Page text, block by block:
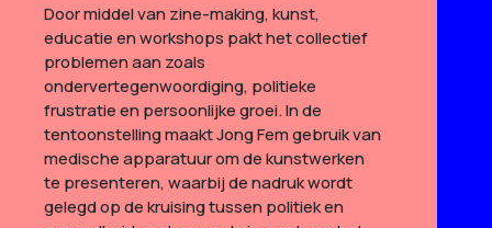
Door middel van zine-making, kunst,
educatie en workshops pakt het collectief
problemen aan zoals
ondervertegenwoordiging, politieke
frustratie en persoonlijke groei. In de
tentoonstelling maakt Jong Fem gebruik van
medische apparatuur om de kunstwerken
te presenteren, waarbij de nadruk wordt
gelegd op de kruising tussen politiek en